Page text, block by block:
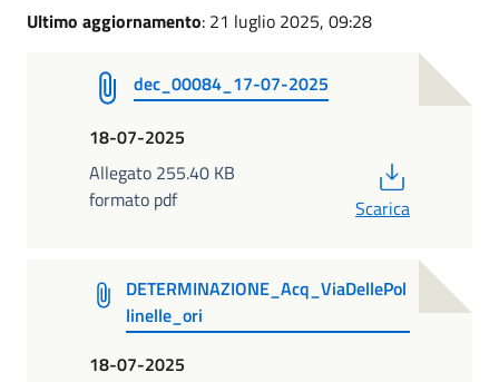
Ultimo aggiornamento: 21 luglio 2025, 09:28
dec_00084_17-07-2025
18-07-2025
Allegato 255.40 KB
formato pdf
Scarica
DETERMINAZIONE_Acq_ViaDellePol
linelle_ori
18-07-2025